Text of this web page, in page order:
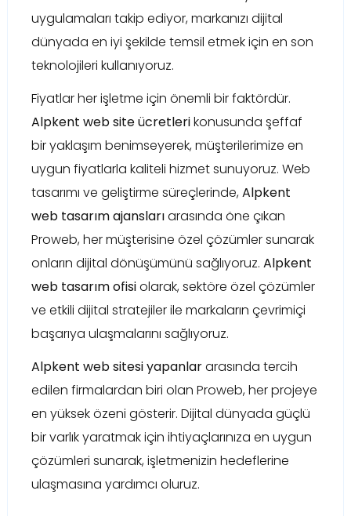
uygulamaları takip ediyor, markanızı dijital
dünyada en iyi şekilde temsil etmek için en son
teknolojileri kullanıyoruz.
Fiyatlar her işletme için önemli bir faktördür.
Alpkent web site ücretlerikonusunda şeffaf
bir yaklaşım benimseyerek, müşterilerimize en
uygun fiyatlarla kaliteli hizmet sunuyoruz. Web
tasarımı ve geliştirme süreçlerinde,Alpkent
web tasarım ajanslarıarasında öne çıkan
Proweb, her müşterisine özel çözümler sunarak
onların dijital dönüşümünü sağlıyoruz. Alpkent
web tasarım ofisiolarak, sektöre özel çözümler
ve etkili dijital stratejiler ile markaların çevrimiçi
başarıya ulaşmalarını sağlıyoruz.
Alpkent web sitesi yapanlararasında tercih
edilen firmalardan biri olan Proweb, her projeye
en yüksek özeni gösterir. Dijital dünyada güçlü
bir varlık yaratmak için ihtiyaçlarınıza en uygun
çözümleri sunarak, işletmenizin hedeflerine
ulaşmasına yardımcı oluruz.